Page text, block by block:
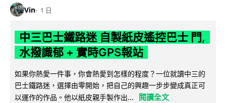
Vin 1 日
中三巴士鐵路迷 自製紙皮遙控巴士 門,
水撥識郁 + 實時GPS報站
如果你熱愛一件事，你會熱愛到怎樣的程度？一位就讀中三的
巴士鐵路迷，選擇由零開始，把自己的興趣一步步變成真正可
以運作的作品。他以紙皮親手製作出...
閱讀全文